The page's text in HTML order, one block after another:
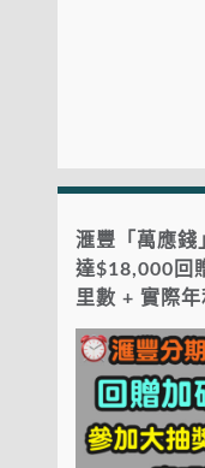
滙豐「萬應錢
達$18,000回
里數 + 實際年